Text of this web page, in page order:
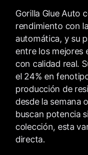
Gorilla Glue Auto
rendimiento con
automática, y su
entre los mejores
con calidad real.
el 24% en
producción de
desde la semana
buscan potencia
colección, esta
directa.